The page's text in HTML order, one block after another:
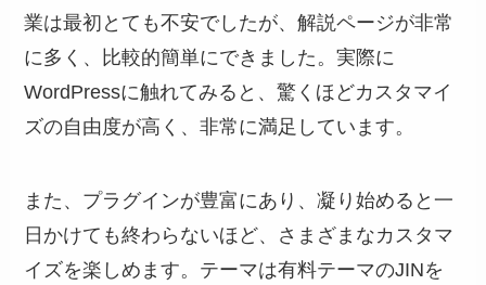
業は最初とても不安でしたが、解説ページが非常
に多く、比較的簡単にできました。実際に
WordPressに触れてみると、驚くほどカスタマイ
ズの自由度が高く、非常に満足しています。
また、プラグインが豊富にあり、凝り始めると一
日かけても終わらないほど、さまざまなカスタマ
イズを楽しめます。テーマは有料テーマのJINを